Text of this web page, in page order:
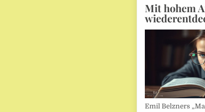
Mit hohem
Emil Belzners